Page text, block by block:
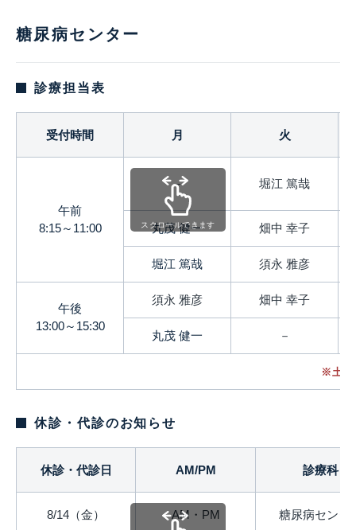
糖尿病センター
診療担当表
受付時間 月 火
午前
8:15～11:00
－ 堀江 篤哉
丸茂 健一 畑中 幸子
堀江 篤哉 須永 雅彦
午後
13:00～15:30
須永 雅彦 畑中 幸子
丸茂 健一 －
※土曜
スクロールできます
休診・代診のお知らせ
休診・代診日 AM/PM 診療科
8/14（金） AM・PM 糖尿病センタ